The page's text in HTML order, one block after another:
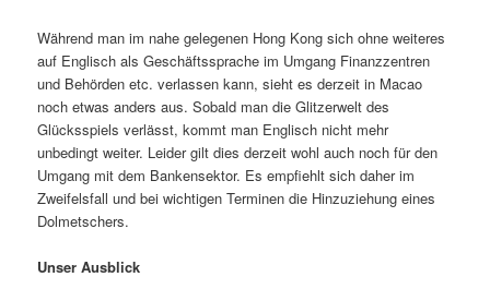
Während man im nahe gelegenen Hong Kong sich ohne weiteres
auf Englisch als Geschäftssprache im Umgang Finanzzentren
und Behörden etc. verlassen kann, sieht es derzeit in Macao
noch etwas anders aus. Sobald man die Glitzerwelt des
Glücksspiels verlässt, kommt man Englisch nicht mehr
unbedingt weiter. Leider gilt dies derzeit wohl auch noch für den
Umgang mit dem Bankensektor. Es empfiehlt sich daher im
Zweifelsfall und bei wichtigen Terminen die Hinzuziehung eines
Dolmetschers.
Unser Ausblick